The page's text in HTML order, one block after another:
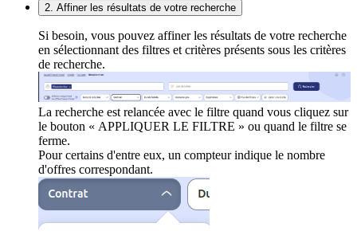
2. Affiner les résultats de votre recherche
Si besoin, vous pouvez affiner les résultats de votre recherche
en sélectionnant des filtres et critères présents sous les critères
de recherche.
La recherche est relancée avec le filtre quand vous cliquez sur
le bouton « APPLIQUER LE FILTRE » ou quand le filtre se
ferme.
Pour certains d'entre eux, un compteur indique le nombre
d'offres correspondant.